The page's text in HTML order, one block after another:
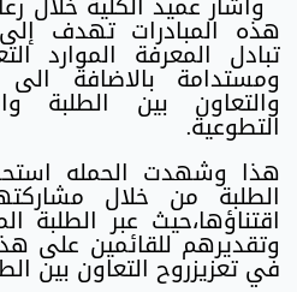
هذه المبادرات تهدف
تبادل المعرفة الموارد
ومستدامة بالاضافة
والتعاون بين الطلبة
التطوعية.
هذا وشهدت الحمله
الطلبة من خلال
اقتناؤها،حيث عبر
وتقديرهم للقائمين على
في تعزيزروح التعاون بين